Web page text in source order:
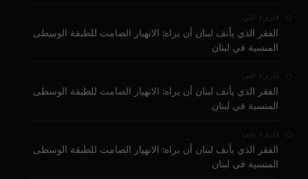
قارىء على
الفقر الذي يأنف لبنان أن يراه: الانهيار الصامت للطبقة الوسطى
المنسية في لبنان
قارىء على
الفقر الذي يأنف لبنان أن يراه: الانهيار الصامت للطبقة الوسطى
المنسية في لبنان
قارىء على
الفقر الذي يأنف لبنان أن يراه: الانهيار الصامت للطبقة الوسطى
المنسية في لبنان